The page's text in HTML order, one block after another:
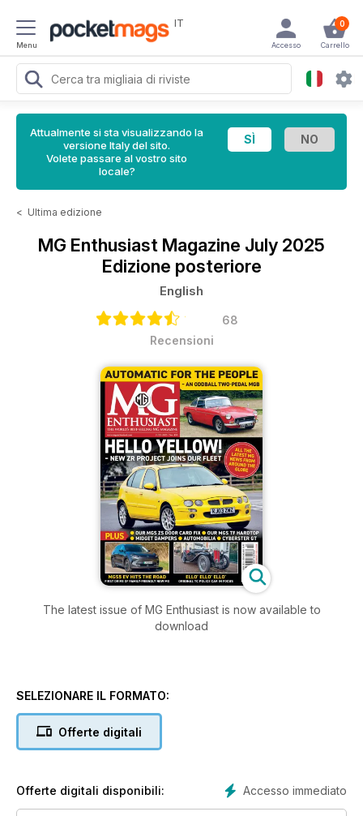
Menu
IT 0
Carrello
Accesso
Attualmente si sta visualizzando la
versione Italy del sito.
Volete passare al vostro sito
locale?
< Ultima edizione
MG Enthusiast Magazine July 2025
Edizione posteriore
English
68
Recensioni
The latest issue of MG Enthusiast is now available to
download
SELEZIONARE IL FORMATO:
Offerte digitali
Accesso immediato
Offerte digitali disponibili: